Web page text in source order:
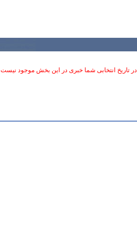
در تاريخ انتخابی شما خبری در اين بخش موجود نیست